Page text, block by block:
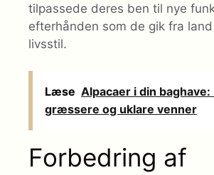
tilpassede deres ben til nye
efterhånden som de gik fra
livsstil.
Læse Alpacaer i din baghave:
græssere og uklare venner
Forbedring af